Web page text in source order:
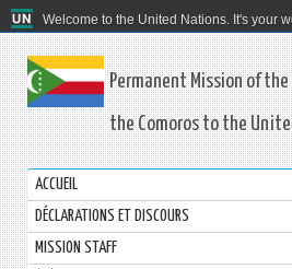
Welcome to the United Nations. It's your
Permanent Mission of
the Comoros to the
ACCUEIL
DÉCLARATIONS ET DISCOURS
MISSION STAFF